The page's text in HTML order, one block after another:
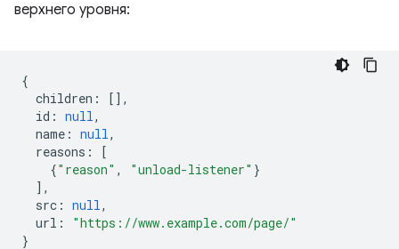
верхнего уровня:
{
children :
[],
id : null,
name : null,
reasons :
[
{"reason" , "unload-listener" }
],
src : null,
url :
"https://www.example.com/page/"
}